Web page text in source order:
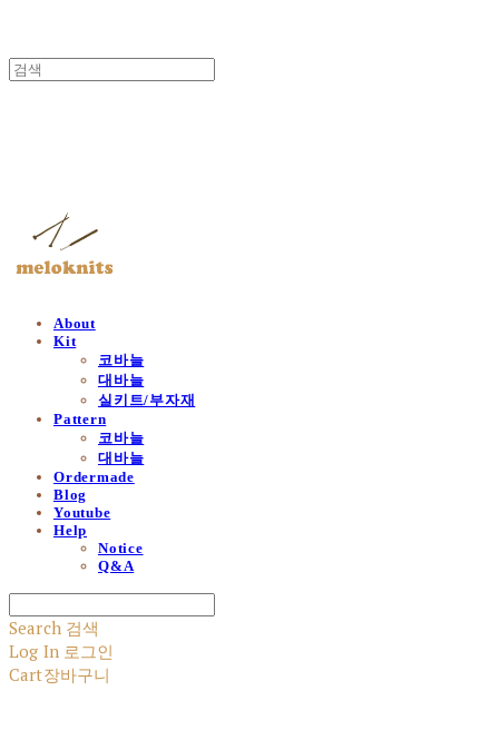
About
Kit
코바늘
대바늘
실키트/부자재
Pattern
코바늘
대바늘
Ordermade
Blog
Youtube
Help
Notice
Q&A
Search 검색
Log In 로그인
Cart장바구니